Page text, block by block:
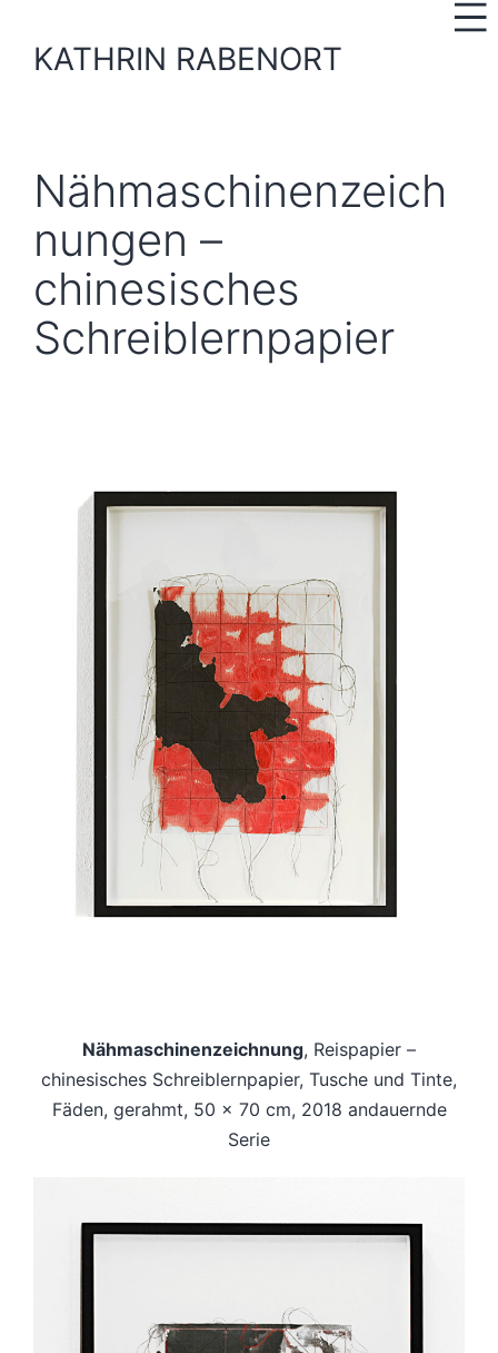
InhaltKATHRIN RABENORT
Nähmaschinenzeich
nungen –
chinesisches
Schreiblernpapier
Nähmaschinenzeichnung, Reispapier –
chinesisches Schreiblernpapier, Tusche und Tinte,
Fäden, gerahmt, 50 x 70 cm, 2018 andauernde
Serie